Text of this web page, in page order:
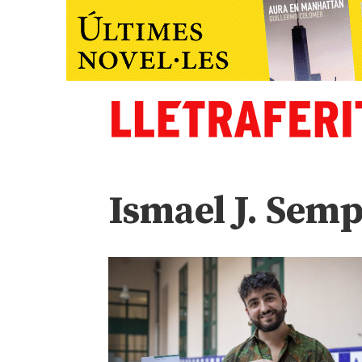
Ismael J.